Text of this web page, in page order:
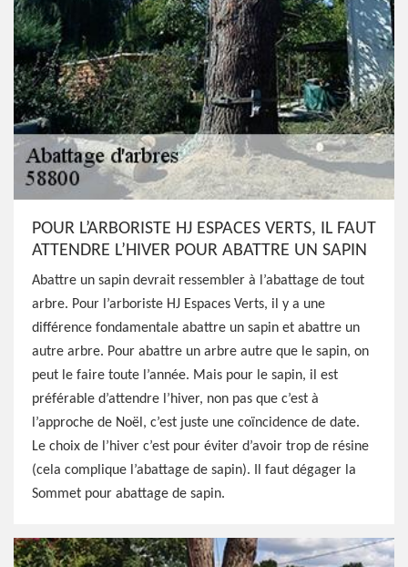
POUR L’ARBORISTE HJ ESPACES VERTS, IL FAUT
ATTENDRE L’HIVER POUR ABATTRE UN SAPIN
Abattre un sapin devrait ressembler à l’abattage de tout
arbre. Pour l’arboriste HJ Espaces Verts, il y a une
différence fondamentale abattre un sapin et abattre un
autre arbre. Pour abattre un arbre autre que le sapin, on
peut le faire toute l’année. Mais pour le sapin, il est
préférable d’attendre l’hiver, non pas que c’est à
l’approche de Noël, c’est juste une coïncidence de date.
Le choix de l’hiver c’est pour éviter d’avoir trop de résine
(cela complique l’abattage de sapin). Il faut dégager la
Sommet pour abattage de sapin.